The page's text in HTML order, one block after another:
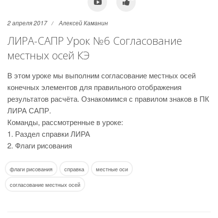
2 апреля 2017 Алексей Каманин
ЛИРА-САПР Урок №6 Согласование
местных осей КЭ
В этом уроке мы выполним согласование местных осей
конечных элементов для правильного отображения
результатов расчёта. Ознакомимся с правилом знаков в ПК
ЛИРА САПР.
Команды, рассмотренные в уроке:
1. Раздел справки ЛИРА
2. Флаги рисования
флаги рисования справка
местные оси
согласование местных осей